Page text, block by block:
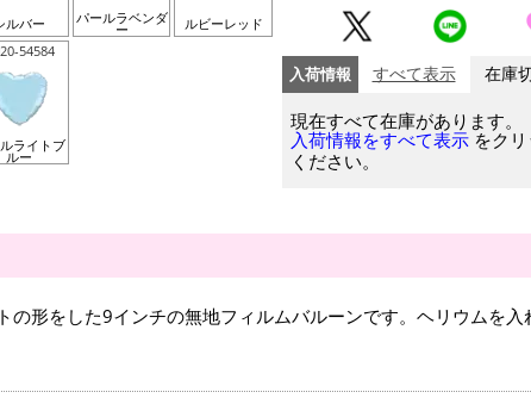
ルバー パールラベンダ
ー
ルビーレッド
54584
ライトブ
ルー
入荷情報 すべて表示 在庫
現在すべて在庫があります。
入荷情報をすべて表示 をク
ください。
の形をした9インチの無地フィルムバルーンです。ヘリウムを入